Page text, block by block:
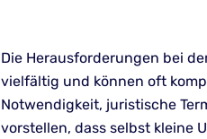
Die Herausforderungen bei
vielfältig und können oft
Notwendigkeit, juristische
vorstellen, dass selbst kleine